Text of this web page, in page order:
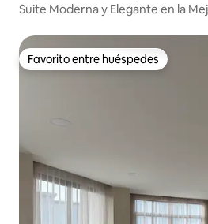
Suite Moderna y Elegante en la
Favorito entre huéspedes
Favorito entre huéspedes